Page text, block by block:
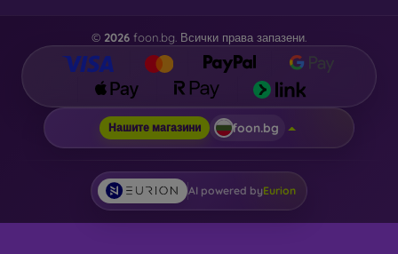
© 2026 foon.bg. Всички права запазени.
Нашите магазини foon.bg
AI powered byEurion